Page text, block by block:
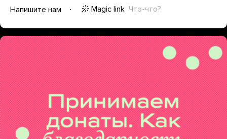
Напишите нам
Magic link Что-что?